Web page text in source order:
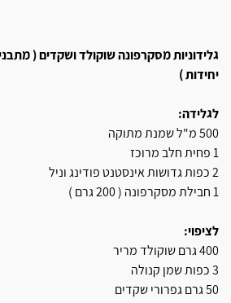
יחידות )
לגלידה:
500 מ"ל שמנת מתוקה
1 פחית חלב מרוכז
2 כפות גדושות אינסטנט פודינג וניל
1 חבילת מסקרפונה ( 200 גרם )
לציפוי:
400 גרם שוקולד מריר
3 כפות שמן קנולה
50 גרם גפרורי שקדים